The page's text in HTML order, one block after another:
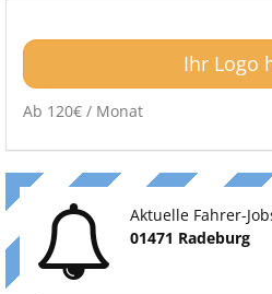
Ihr Logo
Ab 120€ / Monat
Aktuelle Fahrer-
01471 Radeburg